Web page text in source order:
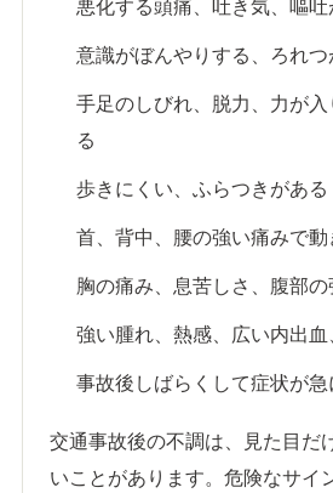
悪化する頭痛、吐き気、嘔吐
意識がぼんやりする、ろれ
手足のしびれ、脱力、力が
る
歩きにくい、ふらつきがある
首、背中、腰の強い痛みで動
胸の痛み、息苦しさ、腹部
強い腫れ、熱感、広い内出血
事故後しばらくして症状が急
交通事故後の不調は、見た目だ
いことがあります。危険なサイ